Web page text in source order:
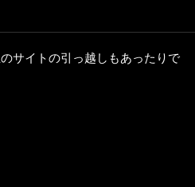
サイトの引っ越しもあったりで